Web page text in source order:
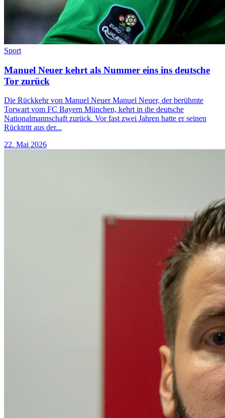
Sport
Manuel Neuer kehrt als Nummer eins ins deutsche
Tor zurück
Die Rückkehr von Manuel Neuer Manuel Neuer, der berühmte
Torwart vom FC Bayern München, kehrt in die deutsche
Nationalmannschaft zurück. Vor fast zwei Jahren hatte er seinen
Rücktritt aus der...
22. Mai 2026